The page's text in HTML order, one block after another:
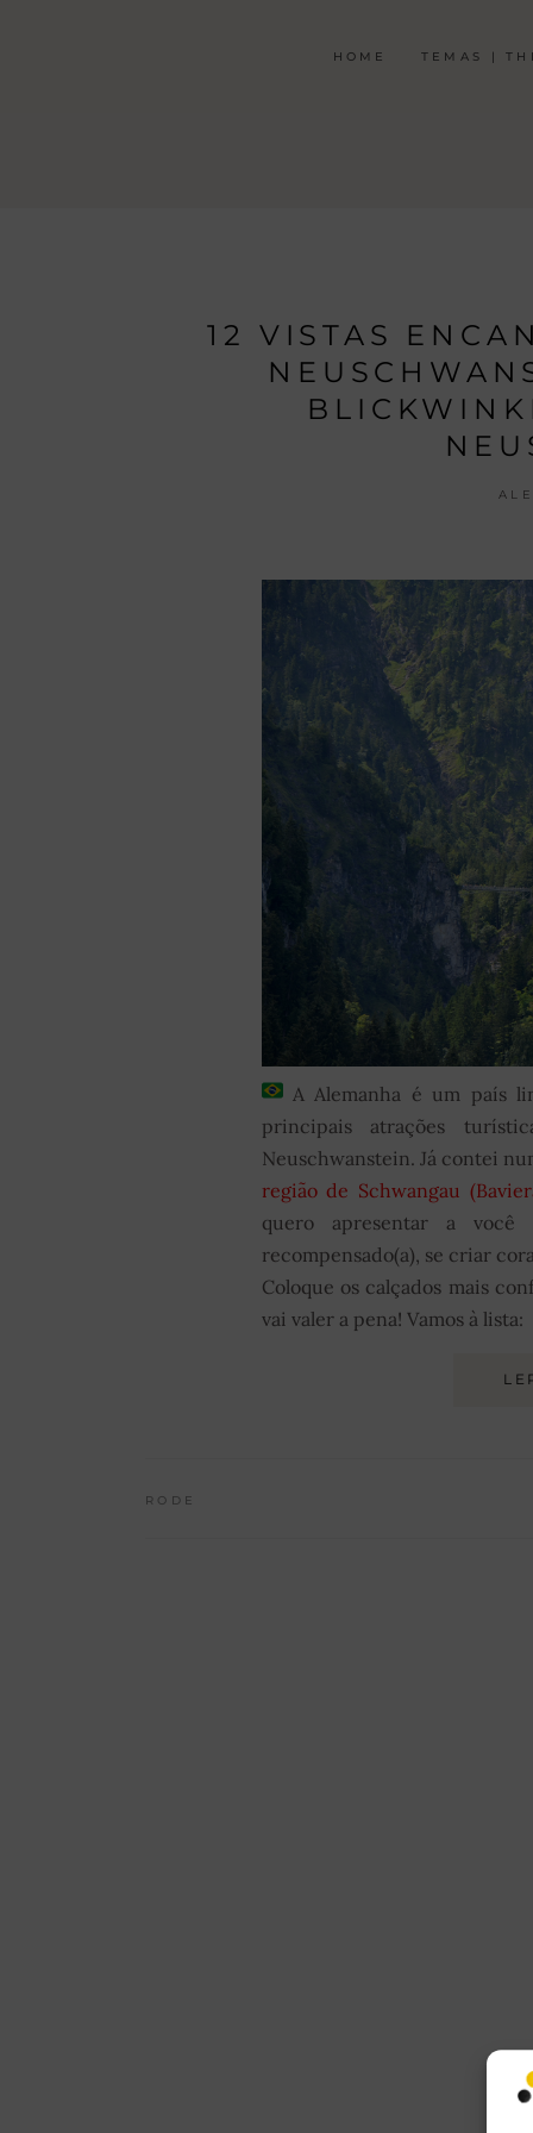
HOME TEMAS |
12 VISTAS
A Alemanha é um país
principais atrações
Neuschwanstein. Já contei
região de Schwangau
quero apresentar a você
recompensado(a), se criar
Coloque os calçados mais
vai valer a pena! Vamos à lista:
RODE